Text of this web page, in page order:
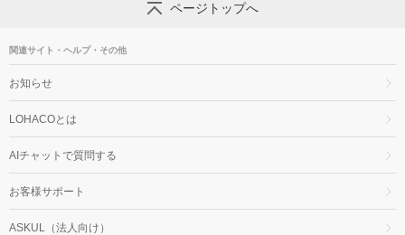
ページトップへ
関連サイト・ヘルプ・その他
お知らせ
LOHACOとは
AIチャットで質問する
お客様サポート
ASKUL（法人向け）